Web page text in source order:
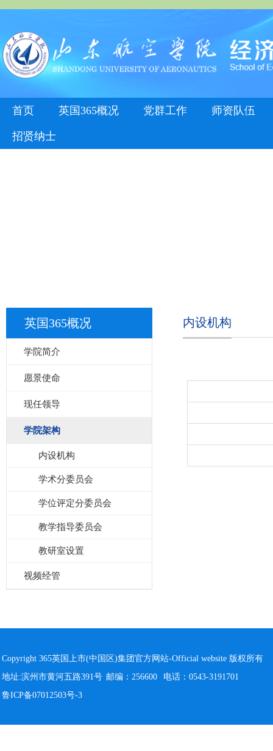
首页 英国365概况 党群工作 师资队伍
招贤纳士
英国365概况
学院简介
愿景使命
现任领导
学院架构
内设机构
学术分委员会
学位评定分委员会
教学指导委员会
教研室设置
视频经管
内设机构
Copyright 365英国上市(中国区)集团官方网站-Official website 版权所有
地址:滨州市黄河五路391号 邮编：256600
电话：0543-3191701
鲁ICP备07012503号-3